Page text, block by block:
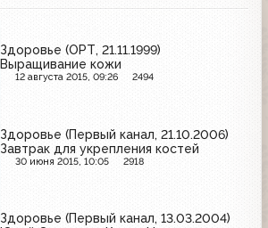
Здоровье (ОРТ, 21.11.1999)
Выращивание кожи
12 августа 2015, 09:26 2494
Здоровье (Первый канал, 21.10.2006)
Завтрак для укрепления костей
30 июня 2015, 10:05 2918
Здоровье (Первый канал, 13.03.2004)